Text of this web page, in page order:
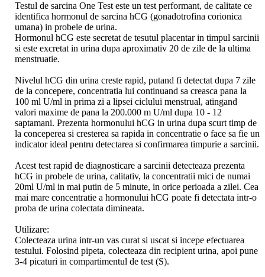
Testul de sarcina One Test este un test performant, de calitate ce
identifica hormonul de sarcina hCG (gonadotrofina corionica
umana) in probele de urina.
Hormonul hCG este secretat de tesutul placentar in timpul sarcinii
si este excretat in urina dupa aproximativ 20 de zile de la ultima
menstruatie.
Nivelul hCG din urina creste rapid, putand fi detectat dupa 7 zile
de la concepere, concentratia lui continuand sa creasca pana la
100 ml U/ml in prima zi a lipsei ciclului menstrual, atingand
valori maxime de pana la 200.000 m U/ml dupa 10 - 12
saptamani. Prezenta hormonului hCG in urina dupa scurt timp de
la conceperea si cresterea sa rapida in concentratie o face sa fie un
indicator ideal pentru detectarea si confirmarea timpurie a sarcinii.
Acest test rapid de diagnosticare a sarcinii detecteaza prezenta
hCG in probele de urina, calitativ, la concentratii mici de numai
20ml U/ml in mai putin de 5 minute, in orice perioada a zilei. Cea
mai mare concentratie a hormonului hCG poate fi detectata intr-o
proba de urina colectata dimineata.
Utilizare:
Colecteaza urina intr-un vas curat si uscat si incepe efectuarea
testului. Folosind pipeta, colecteaza din recipient urina, apoi pune
3-4 picaturi in compartimentul de test (S).